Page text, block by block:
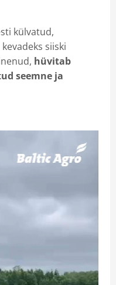
külvatud,
siiski
hüvitab
seemne ja